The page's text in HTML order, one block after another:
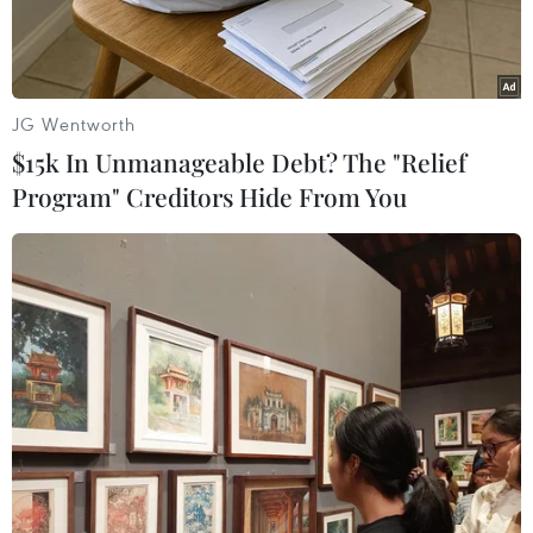
dài đến 5/7
(Ảnh minh họa: Quân Trang/TTXVN)
Theo Trung tâm Dự báo Khí tượng Thủy văn
JG Wentworth
$15k In Unmanageable Debt? The "Relief
Program" Creditors Hide From You